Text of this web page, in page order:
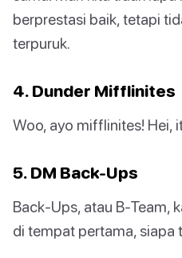
berprestasi baik, tetapi
terpuruk.
4. Dunder Mifflinites
Woo, ayo mifflinites! Hei,
5. DM Back-Ups
Back-Ups, atau B-Team,
di tempat pertama, siapa